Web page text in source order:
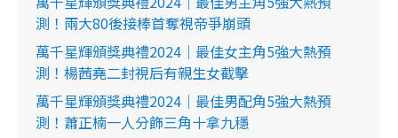
測！兩大80後接棒首奪視帝爭崩頭
萬千星輝頒獎典禮2024｜最佳女主角5強大熱預
測！楊茜堯二封視后有親生女截擊
萬千星輝頒獎典禮2024｜最佳男配角5強大熱預
測！蕭正楠一人分飾三角十拿九穩